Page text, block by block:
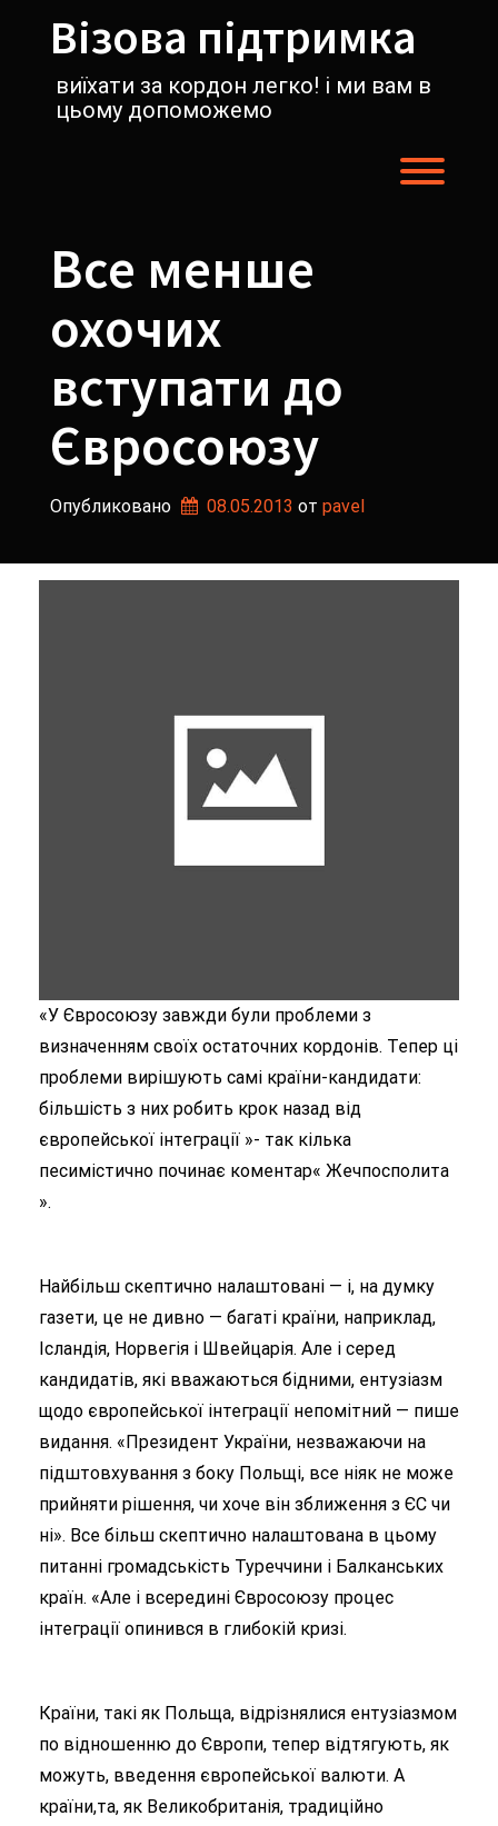
содержимомуВізова підтримка
виїхати за кордон легко! і ми вам в
цьому допоможемо
Все менше
охочих
вступати до
Євросоюзу
Опубликовано 08.05.2013 от pavel
«У Євросоюзу завжди були проблеми з
визначенням своїх остаточних кордонів. Тепер ці
проблеми вирішують самі країни-кандидати:
більшість з них робить крок назад від
європейської інтеграції »- так кілька
песимістично починає коментар« Жечпосполита
».
Найбільш скептично налаштовані — і, на думку
газети, це не дивно — багаті країни, наприклад,
Ісландія, Норвегія і Швейцарія. Але і серед
кандидатів, які вважаються бідними, ентузіазм
щодо європейської інтеграції непомітний — пише
видання. «Президент України, незважаючи на
підштовхування з боку Польщі, все ніяк не може
прийняти рішення, чи хоче він зближення з ЄС чи
ні». Все більш скептично налаштована в цьому
питанні громадськість Туреччини і Балканських
країн. «Але і всередині Євросоюзу процес
інтеграції опинився в глибокій кризі.
Країни, такі як Польща, відрізнялися ентузіазмом
по відношенню до Європи, тепер відтягують, як
можуть, введення європейської валюти. А
країни,та, як Великобританія, традиційно